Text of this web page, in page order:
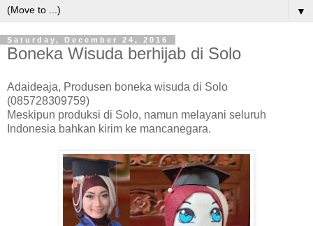
▼
Saturday, December 24, 2016
Boneka Wisuda berhijab di Solo
Adaideaja, Produsen boneka wisuda di Solo
(085728309759)
Meskipun produksi di Solo, namun melayani seluruh
Indonesia bahkan kirim ke mancanegara.